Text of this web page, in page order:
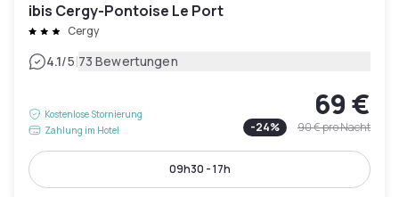
ibis Cergy-Pontoise Le Port
Cergy
4.1/5|73 Bewertungen
Kostenlose Stornierung
Zahlung im Hotel
69 €
-24% 90 €pro Nacht
09h30 - 17h